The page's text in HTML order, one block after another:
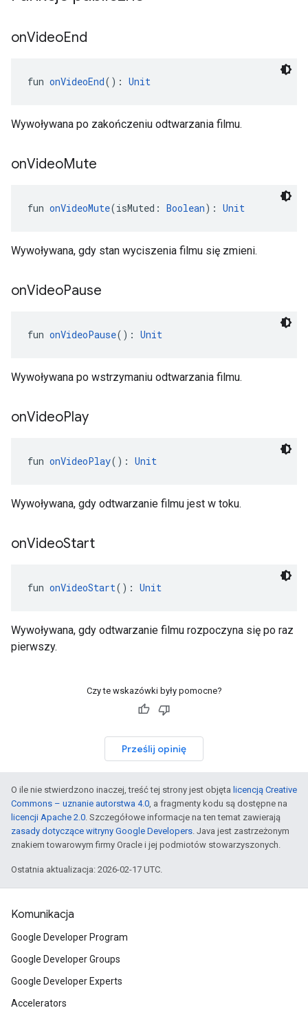
onVideoEnd
fun onVideoEnd(): Unit
Wywoływana po zakończeniu odtwarzania filmu.
onVideoMute
fun onVideoMute(isMuted: Boolean): Unit
Wywoływana, gdy stan wyciszenia filmu się zmieni.
onVideoPause
fun onVideoPause(): Unit
Wywoływana po wstrzymaniu odtwarzania filmu.
onVideoPlay
fun onVideoPlay(): Unit
Wywoływana, gdy odtwarzanie filmu jest w toku.
onVideoStart
fun onVideoStart(): Unit
Wywoływana, gdy odtwarzanie filmu rozpoczyna się po raz
pierwszy.
Czy te wskazówki były pomocne?
Prześlij opinię
O ile nie stwierdzono inaczej, treść tej strony jest objęta licencją Creative
Commons – uznanie autorstwa 4.0, a fragmenty kodu są dostępne na
licencji Apache 2.0. Szczegółowe informacje na ten temat zawierają
zasady dotyczące witryny Google Developers. Java jest zastrzeżonym
znakiem towarowym firmy Oracle i jej podmiotów stowarzyszonych.
Ostatnia aktualizacja: 2026-02-17 UTC.
Komunikacja
Google Developer Program
Google Developer Groups
Google Developer Experts
Accelerators